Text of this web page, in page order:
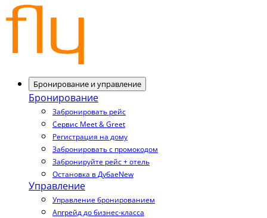
Бронирование и управление
Бронирование
Забронировать рейс
Сервис Meet & Greet
Регистрация на дому
Забронировать с промокодом
Забронируйте рейс + отель
Остановка в ДубаеNew
Управление
Управление бронированием
Апгрейд до бизнес-класса